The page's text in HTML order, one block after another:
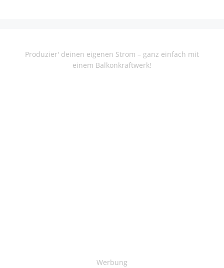
Produzier' deinen eigenen Strom – ganz einfach mit
einem Balkonkraftwerk!
Werbung